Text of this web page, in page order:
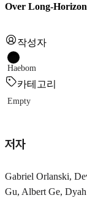
Over Long-
작성자
Haebom
카테고리
Empty
저자
Gabriel Orlanski,
Gu, Albert Ge,